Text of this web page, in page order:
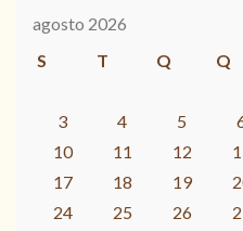
agosto 2026
S
T Q Q
3
4 5
10
11 12
17
18 19
24
25 26